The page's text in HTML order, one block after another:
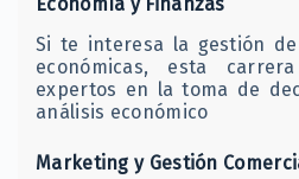
Si te interesa la gestión
económicas, esta
expertos en la toma de
análisis económico
Marketing y Gestión